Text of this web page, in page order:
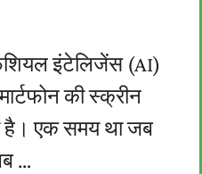
इंटेलिजेंस (AI)
की स्क्रीन
है। एक समय था जब
…